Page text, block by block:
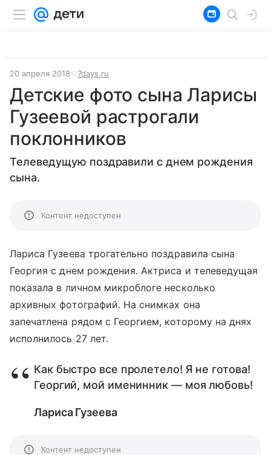
20 апреля 2018 7days.ru
Детские фото сына Ларисы
Гузеевой растрогали
поклонников
Телеведущую поздравили с днем рождения
сына.
Контент недоступен
Лариса Гузеева трогательно поздравила сына
Георгия с днем рождения. Актриса и телеведущая
показала в личном микроблоге несколько
архивных фотографий. На снимках она
запечатлена рядом с Георгием, которому на днях
исполнилось 27 лет.
Как быстро все пролетело! Я не готова!
Георгий, мой именинник — моя любовь!
Лариса Гузеева
Контент недоступен